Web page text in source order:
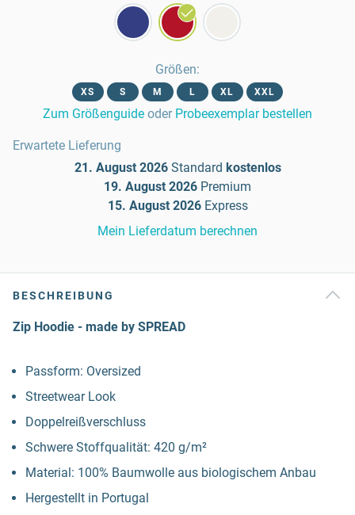
Größen:
XS S M L XL XXL
Zum Größenguide oder Probeexemplar bestellen
Erwartete Lieferung
21. August 2026 Standard kostenlos
19. August 2026 Premium
15. August 2026 Express
Mein Lieferdatum berechnen
BESCHREIBUNG
Zip Hoodie - made by SPREAD
Passform: Oversized
Streetwear Look
Doppelreißverschluss
Schwere Stoffqualität: 420 g/m²
Material: 100% Baumwolle aus biologischem Anbau
Hergestellt in Portugal